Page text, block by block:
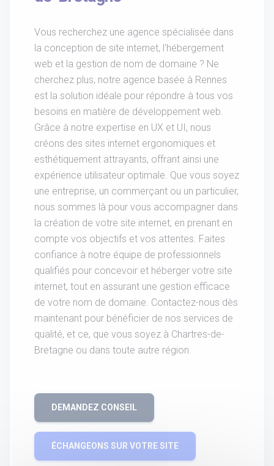
Vous recherchez une agence spécialisée dans
la conception de site internet, l'hébergement
web et la gestion de nom de domaine ? Ne
cherchez plus, notre agence basée à Rennes
est la solution idéale pour répondre à tous vos
besoins en matière de développement web.
Grâce à notre expertise en UX et UI, nous
créons des sites internet ergonomiques et
esthétiquement attrayants, offrant ainsi une
expérience utilisateur optimale. Que vous soyez
une entreprise, un commerçant ou un particulier,
nous sommes là pour vous accompagner dans
la création de votre site internet, en prenant en
compte vos objectifs et vos attentes. Faites
confiance à notre équipe de professionnels
qualifiés pour concevoir et héberger votre site
internet, tout en assurant une gestion efficace
de votre nom de domaine. Contactez-nous dès
maintenant pour bénéficier de nos services de
qualité, et ce, que vous soyez à Chartres-de-
Bretagne ou dans toute autre région.
DEMANDEZ CONSEIL
ÉCHANGEONS SUR VOTRE SITE